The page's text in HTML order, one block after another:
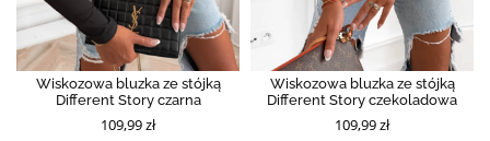
Wiskozowa bluzka ze stójką
Different Story czarna
109,99 zł
Wiskozowa bluzka ze stójką
Different Story czekoladowa
109,99 zł